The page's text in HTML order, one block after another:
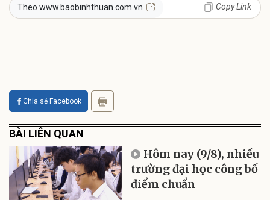
Theo www.baobinhthuan.com.vn Copy Link
Chia sẻ Facebook
BÀI LIÊN QUAN
Hôm nay (9/8), nhiều
trường đại học công bố
điểm chuẩn